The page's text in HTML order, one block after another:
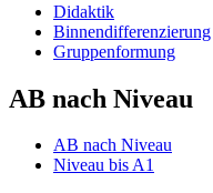
Didaktik
Binnendifferenzierung
Gruppenformung
AB nach Niveau
AB nach Niveau
Niveau bis A1